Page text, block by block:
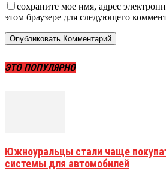
сохраните мое имя, адрес
этом браузере для следующего
ЭТО ПОПУЛЯРНО
Южноуральцы стали чаще
системы для автомобилей